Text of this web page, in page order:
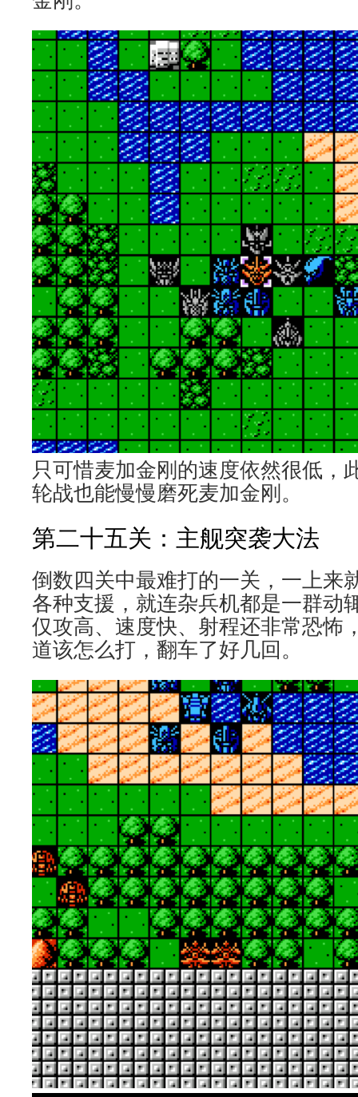
只可惜麦加金刚的速度依然很低，
轮战也能慢慢磨死麦加金刚。
第二十五关：主舰突袭大法
倒数四关中最难打的一关，一上来
各种支援，就连杂兵机都是一群动
仅攻高、速度快、射程还非常恐怖
道该怎么打，翻车了好几回。